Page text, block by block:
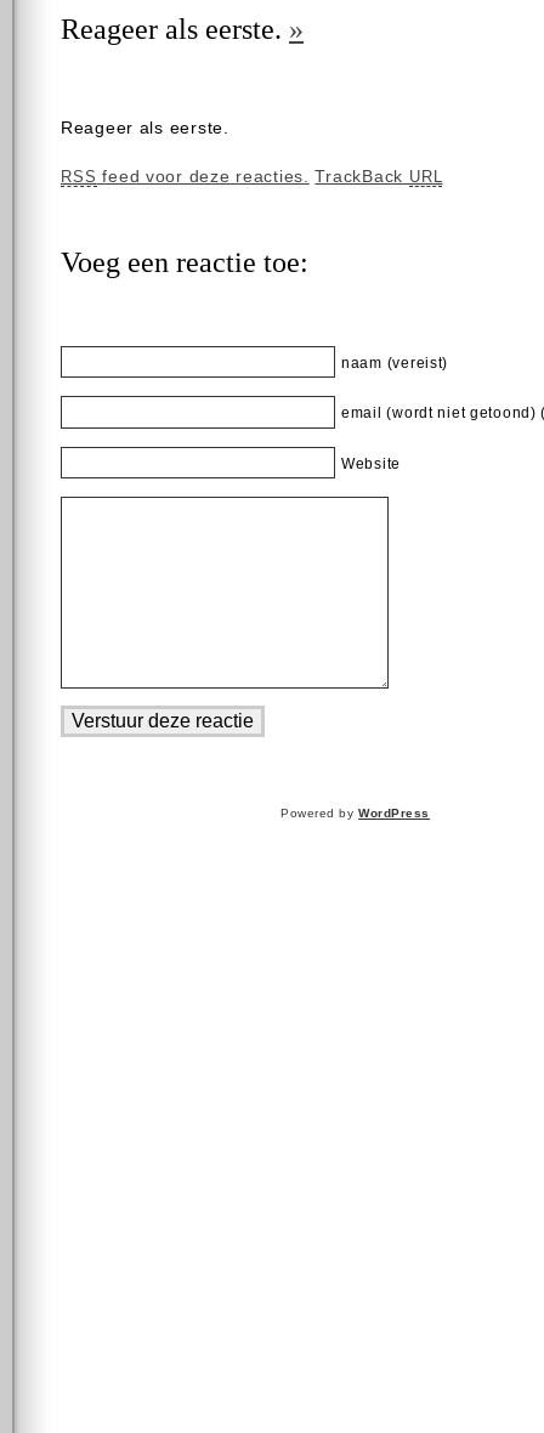
Reageer als eerste. »
Reageer als eerste.
RSS feed voor deze reacties. TrackBack URL
Voeg een reactie toe:
naam (vereist)
email (wordt niet getoond)
Website
Powered byWordPress